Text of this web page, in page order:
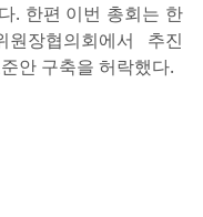
. 한편 이번 총회는 한
원장협의회에서 추진
안 구축을 허락했다.​